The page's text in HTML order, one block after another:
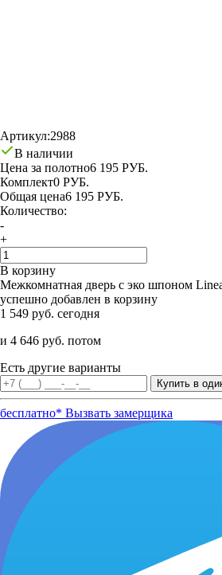
Артикул:2988
В наличии
Цена за полотно6 195 РУБ.
Комплект0 РУБ.
Общая цена6 195 РУБ.
Количество:
-
+
В корзину
Межкомнатная дверь с эко шпоном
успешно добавлен в корзину
1 549 руб. сегодня
и 4 646 руб. потом
Есть другие варианты
бесплатно* Вызвать замерщика